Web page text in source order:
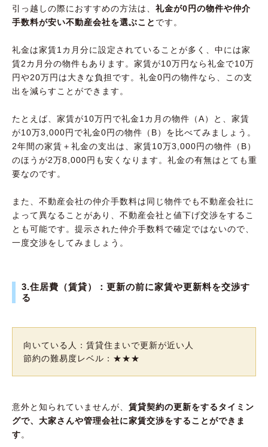
引っ越しの際におすすめの方法は、 礼金が0円の物件や仲介
手数料が安い不動産会社を選ぶこと です。
礼金は家賃1カ月分に設定されていることが多く、中には家
賃2カ月分の物件もあります。家賃が10万円なら礼金で10万
円や20万円は大きな負担です。礼金0円の物件なら、この支
出を減らすことができます。
たとえば、家賃が10万円で礼金1カ月の物件（A）と、家賃
が10万3,000円で礼金0円の物件（B）を比べてみましょう。
2年間の家賃＋礼金の支出は、家賃10万3,000円の物件（B）
のほうが2万8,000円も安くなります。礼金の有無はとても重
要なのです。
また、不動産会社の仲介手数料は同じ物件でも不動産会社に
よって異なることがあり、不動産会社と値下げ交渉をするこ
とも可能です。提示された仲介手数料で確定ではないので、
一度交渉をしてみましょう。
3.住居費（賃貸）：更新の前に家賃や更新料を交渉す
る
向いている人：賃貸住まいで更新が近い人
節約の難易度レベル：★★★
意外と知られていませんが、 賃貸契約の更新をするタイミン
グで、大家さんや管理会社に家賃交渉をすることができま
す。